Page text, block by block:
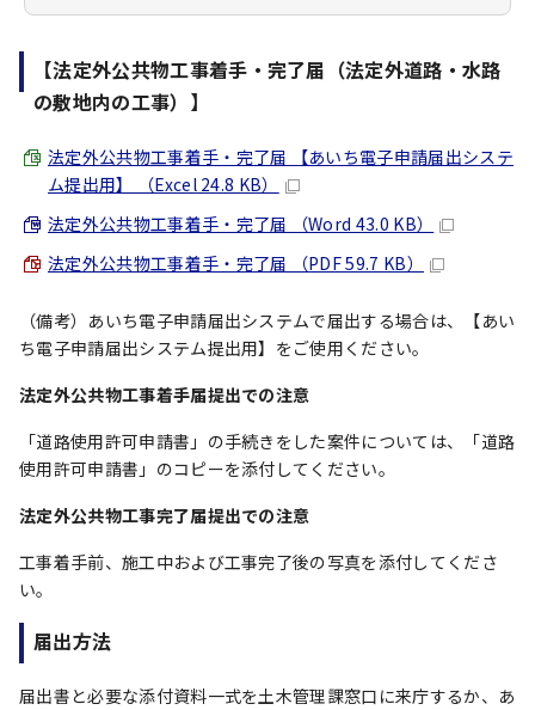
【法定外公共物工事着手・完了届（法定外道路・水路
の敷地内の工事）】
法定外公共物工事着手・完了届 【あいち電子申請届出システ
ム提出用】 （Excel 24.8 KB）
法定外公共物工事着手・完了届 （Word 43.0 KB）
法定外公共物工事着手・完了届 （PDF 59.7 KB）
（備考）あいち電子申請届出システムで届出する場合は、【あい
ち電子申請届出システム提出用】をご使用ください。
法定外公共物工事着手届提出での注意
「道路使用許可申請書」の手続きをした案件については、「道路
使用許可申請書」のコピーを添付してください。
法定外公共物工事完了届提出での注意
工事着手前、施工中および工事完了後の写真を添付してくださ
い。
届出方法
届出書と必要な添付資料一式を土木管理課窓口に来庁するか、あ